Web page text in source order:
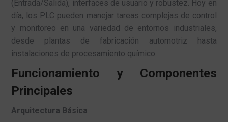
(Entrada/Salida), interfaces de usuario y robustez. Hoy en
día, los PLC pueden manejar tareas complejas de control
y monitoreo en una variedad de entornos industriales,
desde plantas de fabricación automotriz hasta
instalaciones de procesamiento químico.
Funcionamiento y Componentes
Principales
Arquitectura Básica